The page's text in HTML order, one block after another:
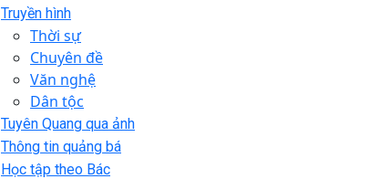
Truyền hình
Thời sự
Chuyên đề
Văn nghệ
Dân tộc
Tuyên Quang qua ảnh
Thông tin quảng bá
Học tập theo Bác